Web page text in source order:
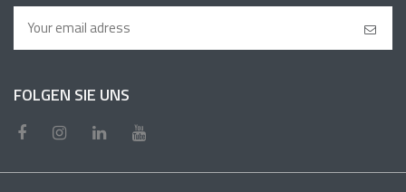
FOLGEN SIE UNS